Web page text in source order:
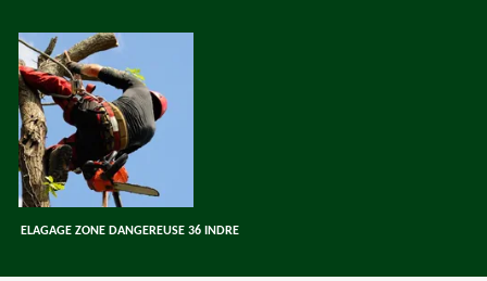
ELAGAGE ZONE DANGEREUSE 36 INDRE